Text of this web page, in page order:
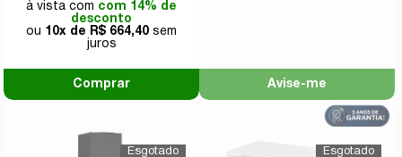
com 14% de
desconto
10x de
R$ 664,40
Comprar Avise-me